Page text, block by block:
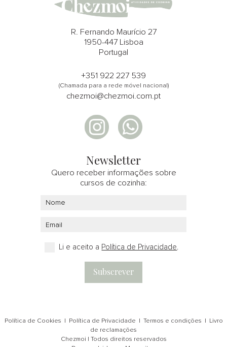
R. Fernando Maurício 27
1950-447 Lisboa
Portugal
+351 922 227 539
(Chamada para a rede móvel nacional)
chezmoi@chezmoi.com.pt
Newsletter
Quero receber informações sobre
cursos de cozinha:
Li e aceito a Política de Privacidade.
Subscrever
Política de Cookies | Política de Privacidade | Termos e condições | Livro
de reclamações
Chezmoi | Todos direitos reservados